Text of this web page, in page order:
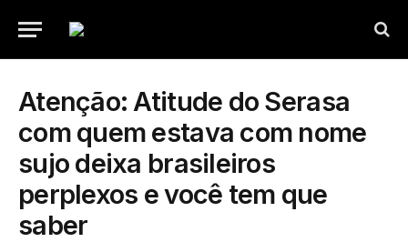
Atenção: Atitude do Serasa
com quem estava com nome
sujo deixa brasileiros
perplexos e você tem que
saber